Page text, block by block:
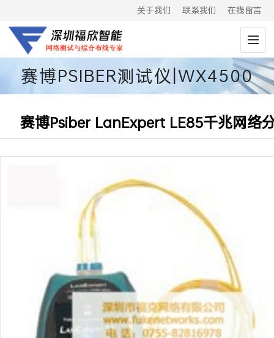
关于我们 联系我们 在线留言
赛博PSIBER测试仪|WX4500
赛博Psiber LanExpert LE85千兆网络